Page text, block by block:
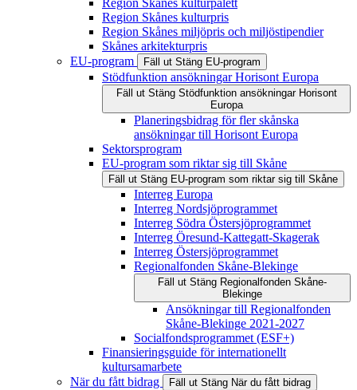
Region Skånes kulturpalett
Region Skånes kulturpris
Region Skånes miljöpris och miljöstipendier
Skånes arkitekturpris
EU-program
Fäll ut Stäng EU-program
Stödfunktion ansökningar Horisont Europa
Fäll ut Stäng Stödfunktion ansökningar Horisont
Europa
Planeringsbidrag för fler skånska
ansökningar till Horisont Europa
Sektorsprogram
EU-program som riktar sig till Skåne
Fäll ut Stäng EU-program som riktar sig till Skåne
Interreg Europa
Interreg Nordsjöprogrammet
Interreg Södra Östersjöprogrammet
Interreg Öresund-Kattegatt-Skagerak
Interreg Östersjöprogrammet
Regionalfonden Skåne-Blekinge
Fäll ut Stäng Regionalfonden Skåne-
Blekinge
Ansökningar till Regionalfonden
Skåne-Blekinge 2021-2027
Socialfondsprogrammet (ESF+)
Finansieringsguide för internationellt
kultursamarbete
När du fått bidrag
Fäll ut Stäng När du fått bidrag